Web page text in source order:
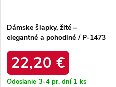
Dámske šľapky, žlté –
elegantné a pohodlné / P-1473
22,20 €
Odoslanie 3-4 pr. dní 1 ks